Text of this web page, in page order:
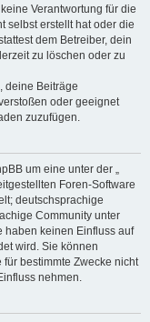
Verantwortung für die
selbst erstellt hat oder die
dem Betreiber, dein
zu löschen oder zu
deine Beiträge
oder geeignet
zuzufügen.
um eine unter der „
Foren-Software
deutschsprachige
Community unter
haben keinen Einfluss auf
wird. Sie können
bestimmte Zwecke nicht
nehmen.